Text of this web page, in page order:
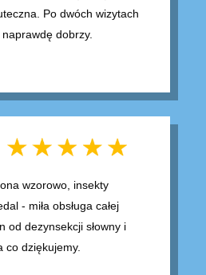
Po dwóch wizytach
dobrzy.
wzorowo, insekty
- miła obsługa całej
od dezynsekcji słowny i
co dziękujemy.